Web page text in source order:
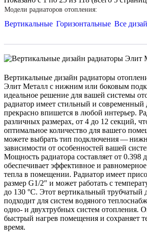
Модели радиаторов отопления:
Вертикальные Горизонтальные Все
Вертикальные дизайн радиаторы
Элит Металл с нижним или боковым
идеальное решение для вашей системы
радиатор имеет стильный и современный
прекрасно впишется в любой интерьер.
различных размерах, от 4 до 12 секций,
оптимальное количество для вашего
можете выбрать тип подключения —
зависимости от особенностей вашей
Мощность радиатора составляет от 0.398
обеспечивает эффективное и
тепла в помещении. Радиатор имеет
размер G1/2″ и может работать с
до 130 °С. Этот вертикальный трубчатый
подходит для систем водяного
одно- и двухтрубных систем отопления.
быстрый нагрев помещения и сохраняет
время.